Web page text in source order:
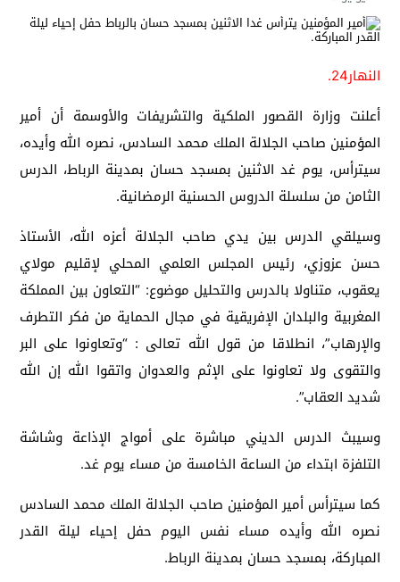
النهار24.
أعلنت وزارة القصور الملكية والتشريفات والأوسمة أن أمير
المؤمنين صاحب الجلالة الملك محمد السادس، نصره الله وأيده،
سيترأس، يوم غد الاثنين بمسجد حسان بمدينة الرباط، الدرس
الثامن من سلسلة الدروس الحسنية الرمضانية.
وسيلقي الدرس بين يدي صاحب الجلالة أعزه الله، الأستاذ
حسن عزوزي، رئيس المجلس العلمي المحلي لإقليم مولاي
يعقوب، متناولا بالدرس والتحليل موضوع: “التعاون بين المملكة
المغربية والبلدان الإفريقية في مجال الحماية من فكر التطرف
والإرهاب”، انطلاقا من قول الله تعالى : “وتعاونوا على البر
والتقوى ولا تعاونوا على الإثم والعدوان واتقوا الله إن الله
شديد العقاب”.
وسيبث الدرس الديني مباشرة على أمواج الإذاعة وشاشة
التلفزة ابتداء من الساعة الخامسة من مساء يوم غد.
كما سيترأس أمير المؤمنين صاحب الجلالة الملك محمد السادس
نصره الله وأيده مساء نفس اليوم حفل إحياء ليلة القدر
المباركة، بمسجد حسان بمدينة الرباط.